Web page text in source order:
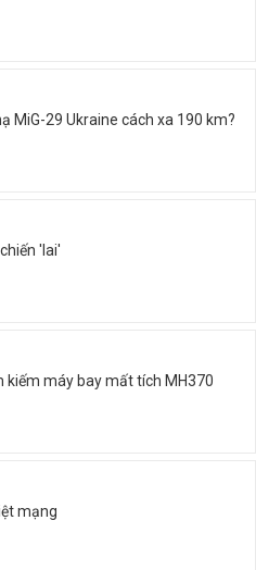
MiG-29 Ukraine cách xa 190 km?
'lai'
kiếm máy bay mất tích MH370
mạng